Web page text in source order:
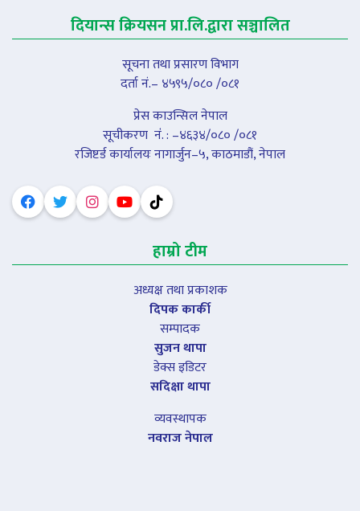
दियान्स क्रियसन प्रा.लि.द्वारा सञ्चालित
सूचना तथा प्रसारण विभाग
दर्ता नं.– ४५९५/०८० /०८१
प्रेस काउन्सिल नेपाल
सूचीकरण नंं. : –४६३४/०८० /०८१
रजिष्टर्ड कार्यालयः नागार्जुन–५, काठमाडौं, नेपाल
हाम्रो टीम
अध्यक्ष तथा प्रकाशक
दिपक कार्की
सम्पादक
सुजन थापा
डेक्स इडिटर
सदिक्षा थापा
व्यवस्थापक
नवराज नेपाल